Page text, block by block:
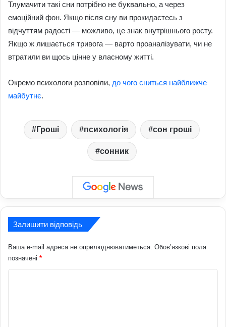
Тлумачити такі сни потрібно не буквально, а через
емоційний фон. Якщо після сну ви прокидаєтесь з
відчуттям радості — можливо, це знак внутрішнього росту.
Якщо ж лишається тривога — варто проаналізувати, чи не
втратили ви щось цінне у власному житті.
Окремо психологи розповіли, до чого сниться найближче
майбутнє.
Гроші психологія сон гроші
сонник
Залишити відповідь
Ваша e-mail адреса не оприлюднюватиметься. Обов’язкові поля
позначені *